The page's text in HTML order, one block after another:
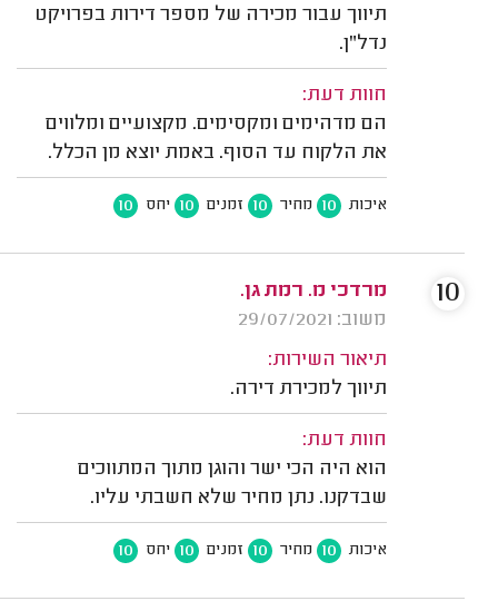
תיווך עבור מכירה של מספר דירות בפרויקט
נדל"ן.
חוות דעת:
הם מדהימים ומקסימים. מקצועיים ומלווים
את הלקוח עד הסוף. באמת יוצא מן הכלל.
איכות 10 מחיר 10 זמנים 10 יחס 10
מרדכי מ. רמת גן.
משוב: 29/07/2021
תיאור השירות:
תיווך למכירת דירה.
חוות דעת:
הוא היה הכי ישר והוגן מתוך המתווכים
שבדקנו. נתן מחיר שלא חשבתי עליו.
איכות 10 מחיר 10 זמנים 10 יחס 10
10